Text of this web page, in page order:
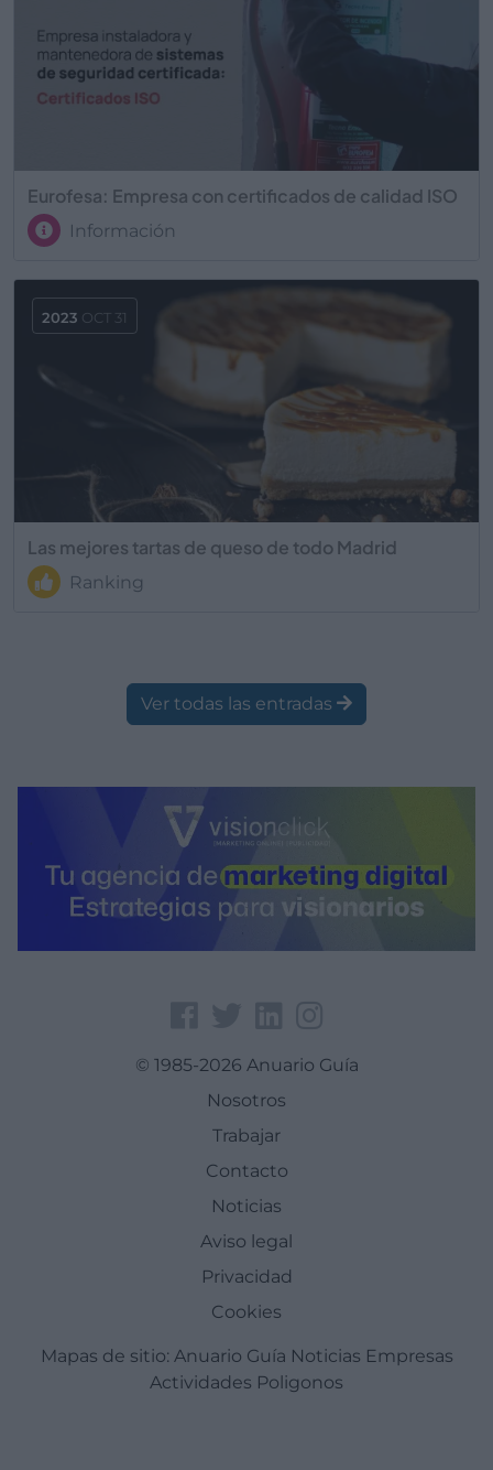
Eurofesa: Empresa con certificados de calidad ISO
Información
Las mejores tartas de queso de todo Madrid
Ranking
2023 OCT 31
Ver todas las entradas
© 1985-2026 Anuario Guía
Nosotros
Trabajar
Contacto
Noticias
Aviso legal
Privacidad
Cookies
Mapas de sitio: Anuario Guía Noticias Empresas
Actividades Poligonos